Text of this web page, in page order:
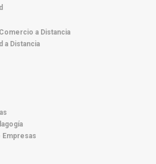
a Distancia
a Distancia